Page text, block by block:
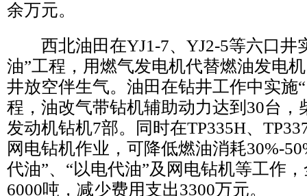
余万元。
西北油田在YJ1-7、YJ2-5等六口井
油”工程，用燃气发电机代替燃油发电
井放空伴生气。油田在钻井工作中实施
程，油改气带钻机辅助动力达到30台，
发动机钻机7部。同时在TP335H、
网电钻机作业，可降低燃油消耗30%-
代油”、“以电代油”及网电钻机等工作
6000吨，减少费用支出3300万元。